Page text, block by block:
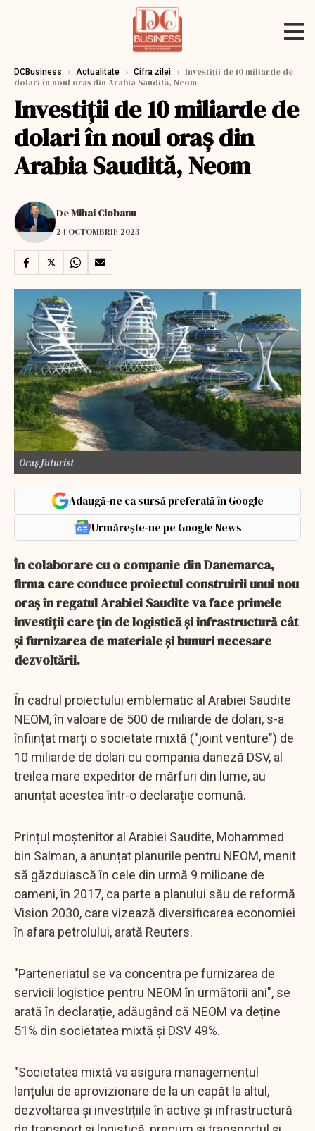
DCBusiness › Actualitate › Cifra zilei › Investiții de 10 miliarde de
dolari în noul oraș din Arabia Saudită, Neom
Investiții de 10 miliarde de
dolari în noul oraș din
Arabia Saudită, Neom
DeMihai Ciobanu
24 OCTOMBRIE 2023
Oraș futurist
Adaugă-ne ca sursă preferată în Google
Urmărește-ne pe Google News
În colaborare cu o companie din Danemarca,
firma care conduce proiectul construirii unui nou
oraș în regatul Arabiei Saudite va face primele
investiții care țin de logistică și infrastructură cât
și furnizarea de materiale și bunuri necesare
dezvoltării.
În cadrul proiectului emblematic al Arabiei Saudite
NEOM, în valoare de 500 de miliarde de dolari, s-a
înființat marți o societate mixtă ("joint venture") de
10 miliarde de dolari cu compania daneză DSV, al
treilea mare expeditor de mărfuri din lume, au
anunțat acestea într-o declarație comună.
Prințul moștenitor al Arabiei Saudite, Mohammed
bin Salman, a anunțat planurile pentru NEOM, menit
să găzduiască în cele din urmă 9 milioane de
oameni, în 2017, ca parte a planului său de reformă
Vision 2030, care vizează diversificarea economiei
în afara petrolului, arată Reuters.
"Parteneriatul se va concentra pe furnizarea de
servicii logistice pentru NEOM în următorii ani", se
arată în declarație, adăugând că NEOM va deține
51% din societatea mixtă și DSV 49%.
"Societatea mixtă va asigura managementul
lanțului de aprovizionare de la un capăt la altul,
dezvoltarea și investițiile în active și infrastructură